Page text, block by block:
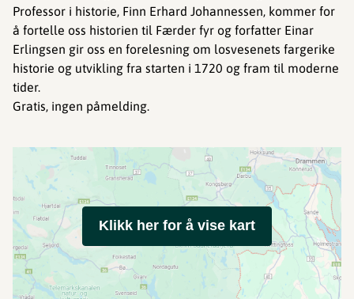
Professor i historie, Finn Erhard Johannessen, kommer for
å fortelle oss historien til Færder fyr og forfatter Einar
Erlingsen gir oss en forelesning om losvesenets fargerike
historie og utvikling fra starten i 1720 og fram til moderne
tider.
Gratis, ingen påmelding.
Klikk her for å vise kart